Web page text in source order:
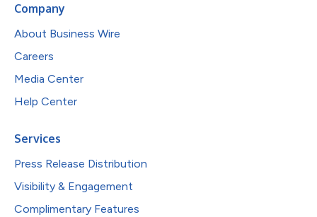
Company
About Business Wire
Careers
Media Center
Help Center
Services
Press Release Distribution
Visibility & Engagement
Complimentary Features